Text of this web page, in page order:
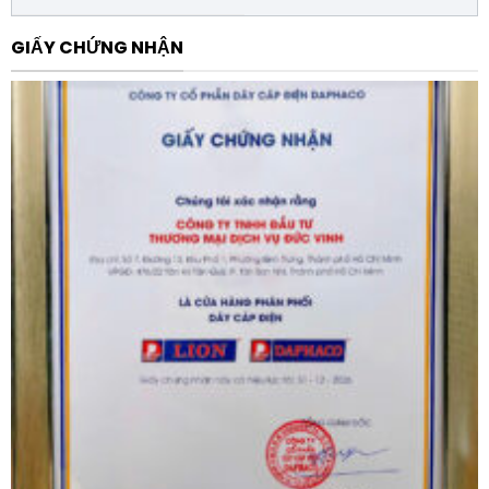
dừng máy để bảo trì.
Ứng dụng thực tế
Cuộn kháng lõi nhôm SHIHLIN SH-SR28030T-6A
30KVAR 280V 6% được ứng dụng rộng rãi trong nhiều
lĩnh vực khác nhau, bao gồm:
Hệ thống tủ điện bù công suất phản kháng tại các
nhà máy, xí nghiệp sản xuất có nhiều thiết bị gây
sóng hài như biến tần, lò luyện kim, máy hàn.
Các tòa nhà thương mại, trung tâm dữ liệu nơi yêu
cầu khắt khe về độ ổn định của dòng điện.
cần tối ưu hóa hệ số công suất Cosphi để tránh bị
phạt tiền công suất phản kháng từ điện lực.
GIẤY CHỨNG NHẬN